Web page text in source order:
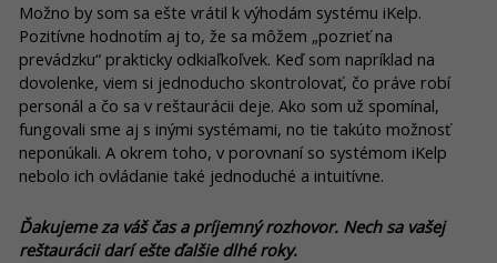
Možno by som sa ešte vrátil k výhodám systému iKelp.
Pozitívne hodnotím aj to, že sa môžem „pozrieť na
prevádzku“ prakticky odkiaľkoľvek. Keď som napríklad na
dovolenke, viem si jednoducho skontrolovať, čo práve robí
personál a čo sa v reštaurácii deje. Ako som už spomínal,
fungovali sme aj s inými systémami, no tie takúto možnosť
neponúkali. A okrem toho, v porovnaní so systémom iKelp
nebolo ich ovládanie také jednoduché a intuitívne.
Ďakujeme za váš čas a príjemný rozhovor. Nech sa vašej
reštaurácii darí ešte ďalšie dlhé roky.